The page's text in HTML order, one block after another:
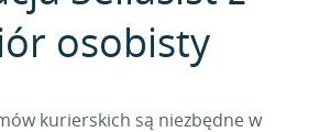
osobisty
kurierskich są niezbędne w